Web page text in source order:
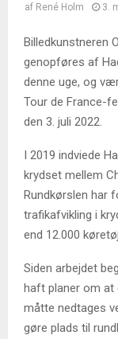
af René Holm 3.
Billedkunstneren
genopføres af
denne uge, og
Tour de France-
den 3. juli 2022.
I 2019 indviede
krydset mellem
Rundkørslen har
trafikafvikling i
end 12.000
Siden arbejdet
haft planer om at
måtte nedtages
gøre plads til